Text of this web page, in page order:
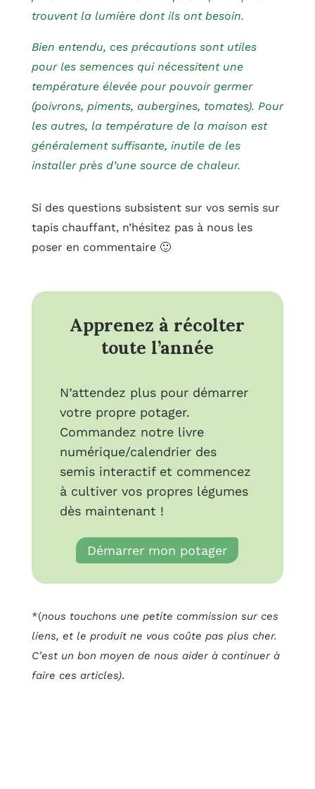
trouvent la lumière dont ils ont besoin.
Bien entendu, ces précautions sont utiles
pour les semences qui nécessitent une
température élevée pour pouvoir germer
(poivrons, piments, aubergines, tomates). Pour
les autres, la température de la maison est
généralement suffisante, inutile de les
installer près d’une source de chaleur.
Si des questions subsistent sur vos semis sur
tapis chauffant, n’hésitez pas à nous les
poser en commentaire 🙂
Apprenez à récolter
toute l’année
N’attendez plus pour démarrer
votre propre potager.
Commandez notre livre
numérique/calendrier des
semis interactif et commencez
à cultiver vos propres légumes
dès maintenant !
Démarrer mon potager
*(nous touchons une petite commission sur ces
liens, et le produit ne vous coûte pas plus cher.
C’est un bon moyen de nous aider à continuer à
faire ces articles).